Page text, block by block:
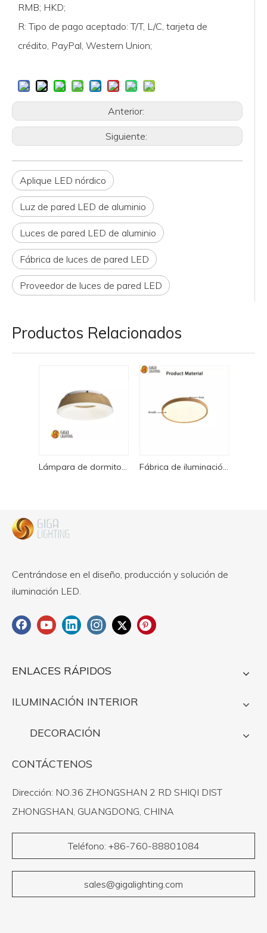
RMB; HKD;
R: Tipo de pago aceptado: T/T, L/C, tarjeta de
crédito, PayPal, Western Union;
Anterior:
Siguiente:
Aplique LED nórdico
Luz de pared LED de aluminio
Luces de pared LED de aluminio
Fábrica de luces de pared LED
Proveedor de luces de pared LED
Productos Relacionados
Lámpara de dormitorio minimalista con certificación TUV, luz de techo Led redonda creativa Fábrica de iluminación de techo LED acrílica de hierro redonda nórdica VDE
Centrándose en el diseño, producción y solución de
iluminación LED.
ENLACES RÁPIDOS
ILUMINACIÓN INTERIOR
DECORACIÓN
CONTÁCTENOS
Dirección: NO.36 ZHONGSHAN 2 RD SHIQI DIST
ZHONGSHAN, GUANGDONG, CHINA
Teléfono: +86-760-88801084
sales@gigalighting.com